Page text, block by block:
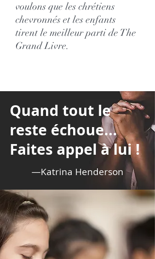
voulons que les chrétiens
chevronnés et les enfants
tirent le meilleur parti de The
Grand Livre.
Quand tout le
reste échoue...
Faites appel à lui !
—Katrina Henderson